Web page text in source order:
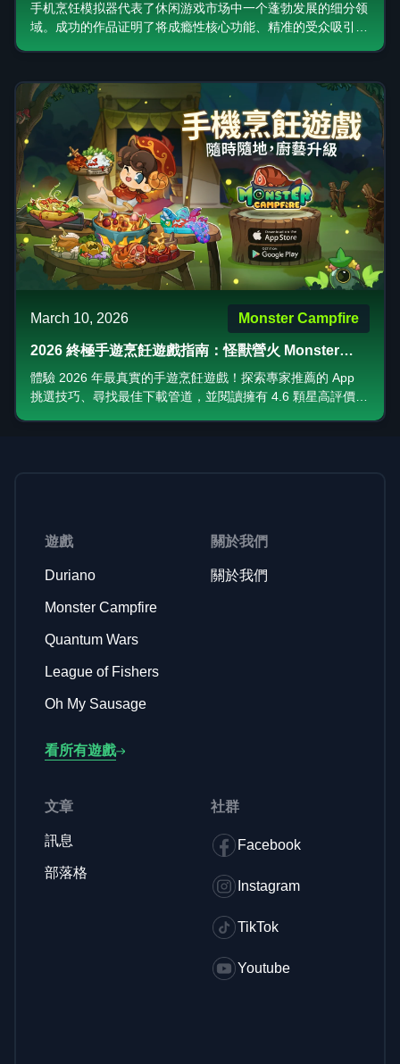
手机烹饪模拟器代表了休闲游戏市场中一个蓬勃发展的细分领
域。成功的作品证明了将成瘾性核心功能、精准的受众吸引力
Campfire 中可爱的怪物主题美学和以友谊为中心的叙事），
创造出感性的互动体验，让玩家流连忘返。
March 10, 2026 Monster Campfire
2026 終極手遊烹飪遊戲指南：怪獸營火 Monster
Campfire 深度評價與下載教學
體驗 2026 年最真實的手遊烹飪遊戲！探索專家推薦的 App
挑選技巧、尋找最佳下載管道，並閱讀擁有 4.6 顆星高評價的
遊戲
Duriano
Monster Campfire
Quantum Wars
League of Fishers
Oh My Sausage
看所有遊戲
關於我們
關於我們
文章
訊息
部落格
社群
Facebook
Instagram
TikTok
Youtube